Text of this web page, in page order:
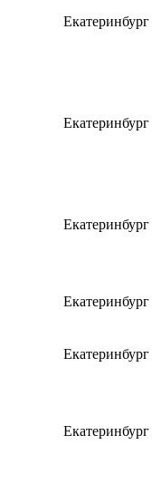
Екатеринбург
Екатеринбург
Екатеринбург
Екатеринбург
Екатеринбург
Екатеринбург